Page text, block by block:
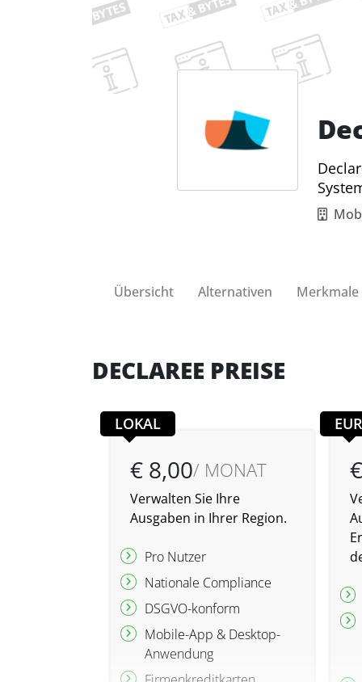
Übersicht Alternativen Merkmale
DECLAREE PREISE
LOKAL
€ 8,00/ MONAT
Verwalten Sie Ihre
Ausgaben in Ihrer Region.
Pro Nutzer
Nationale Compliance
DSGVO-konform
Mobile-App & Desktop-
Anwendung